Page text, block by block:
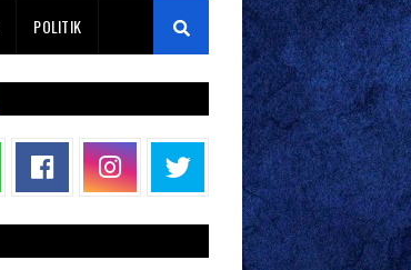
POLITIK